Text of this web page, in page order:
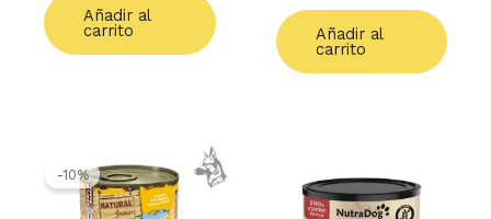
Añadir al
carrito Añadir al
carrito
-10%precio
original
era:
precio
actual
es: